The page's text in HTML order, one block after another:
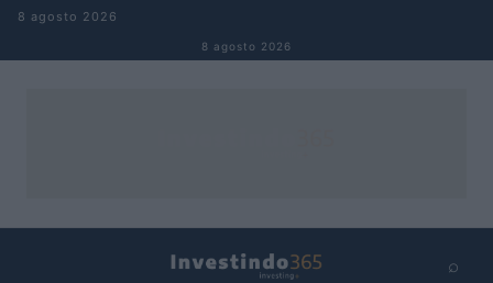
Pular para o conteúdo
8 agosto 2026
8 agosto 2026
⌕